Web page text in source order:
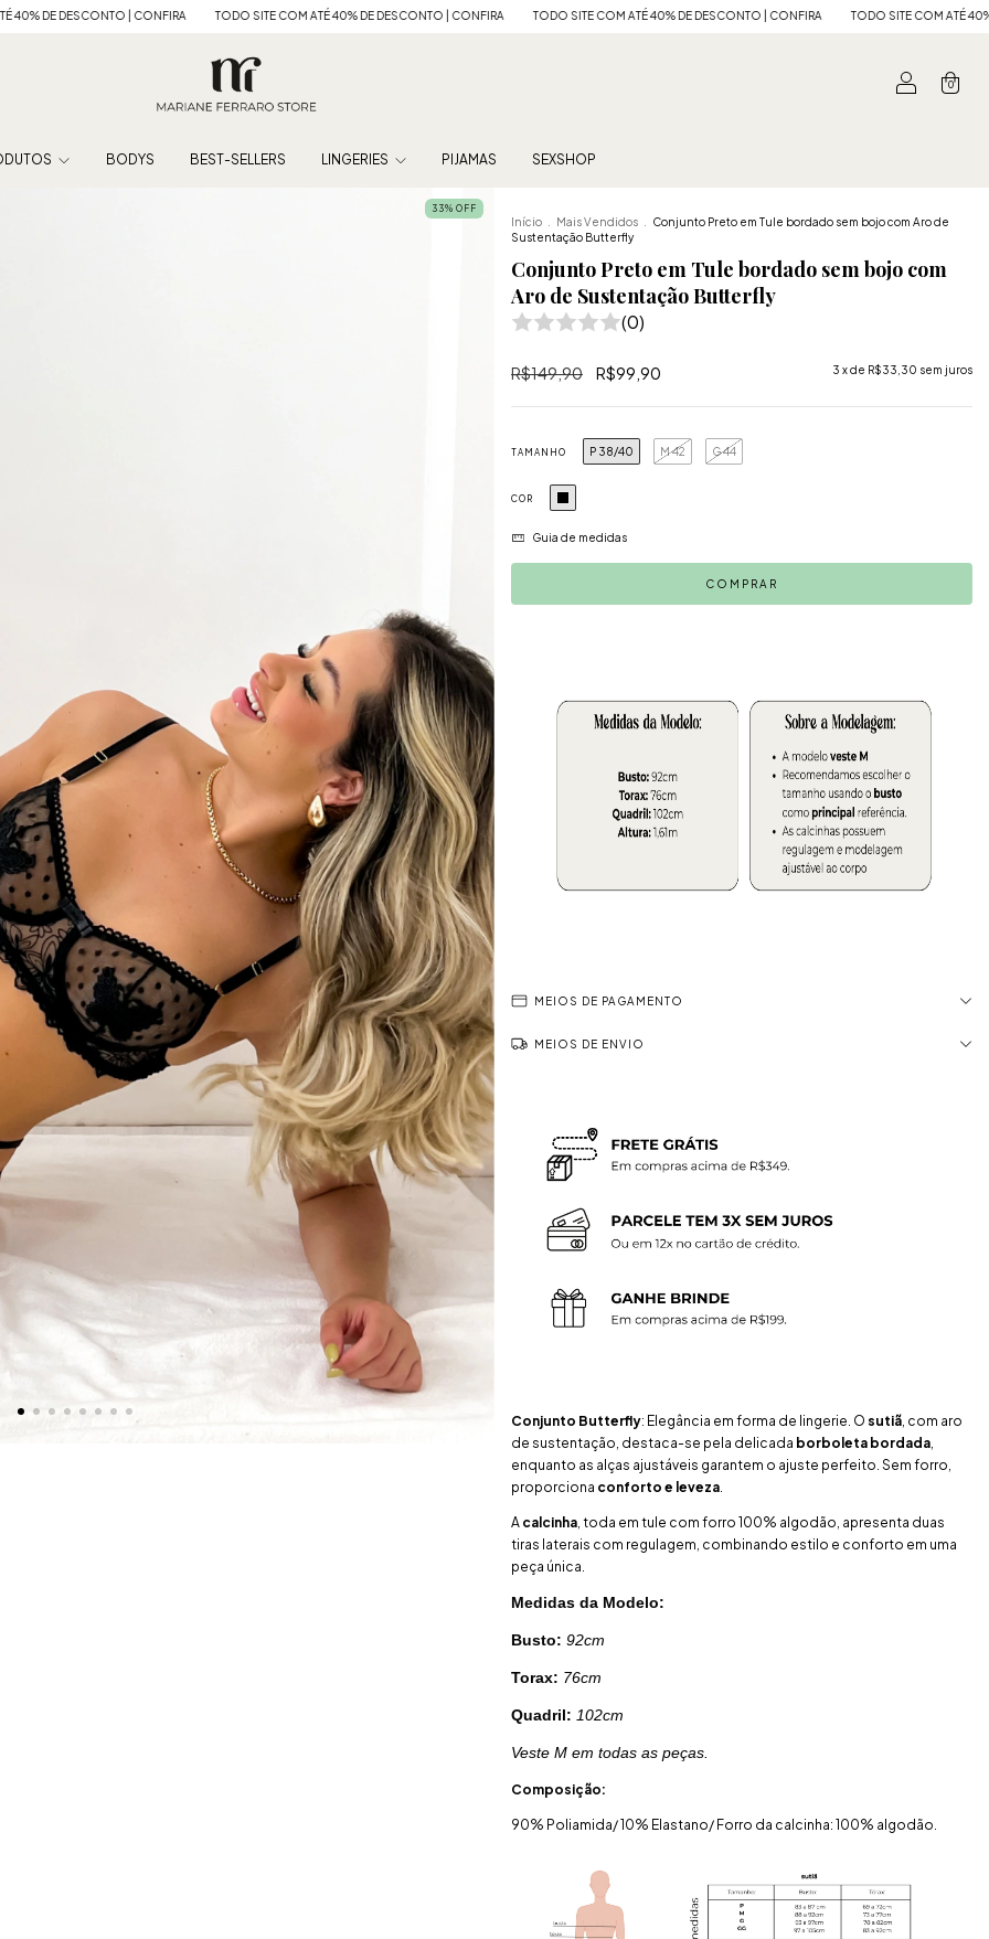
TODO SITE COM ATÉ 40% DE DESCONTO | CONFIRA TODO SITE COM ATÉ 40% DE DESCONTO | CONFIRA TODO SITE COM ATÉ 40% DE DESCONTO |
0
BODYS BEST-SELLERS LINGERIES PIJAMAS SEXSHOP
33% OFF
Início Mais Vendidos
Conjunto Preto em Tule bordado sem bojo com Aro de
Sustentação Butterfly
Conjunto Preto em Tule bordado sem bojo com
Aro de Sustentação Butterfly
(0)
R$149,90 R$99,90 3 x de R$33,30 sem juros
TAMANHO P 38/40 M 42 G 44
COR
Guia de medidas
MEIOS DE PAGAMENTO
MEIOS DE ENVIO
Conjunto Butterfly: Elegância em forma de lingerie. O sutiã , com aro
de sustentação, destaca-se pela delicada borboleta bordada
enquanto as alças ajustáveis garantem o ajuste perfeito. Sem forro,
proporciona conforto e leveza
A calcinha , toda em tule com forro 100% algodão, apresenta duas
tiras laterais com regulagem, combinando estilo e conforto em uma
peça única.
Medidas da Modelo:
Busto: 92cm
Torax: 76cm
Quadril: 102cm
Veste M em todas as peças.
Composição:
90% Poliamida/ 10% Elastano/ Forro da calcinha: 100% algodão.